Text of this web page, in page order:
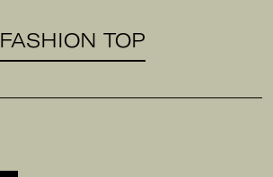
FASHION TOP